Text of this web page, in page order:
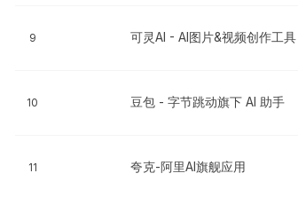
9 可灵AI - AI图片&视频创作工具
10 豆包 - 字节跳动旗下 AI 助手
11 夸克-阿里AI旗舰应用